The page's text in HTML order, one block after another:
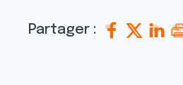
Partager :